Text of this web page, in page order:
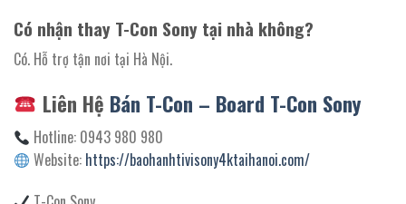
Có nhận thay T-Con Sony tại nhà không?
Có. Hỗ trợ tận nơi tại Hà Nội.
Liên Hệ Bán T-Con – Board T-Con Sony
Hotline: 0943 980 980
Website: https://baohanhtivisony4ktaihanoi.com/